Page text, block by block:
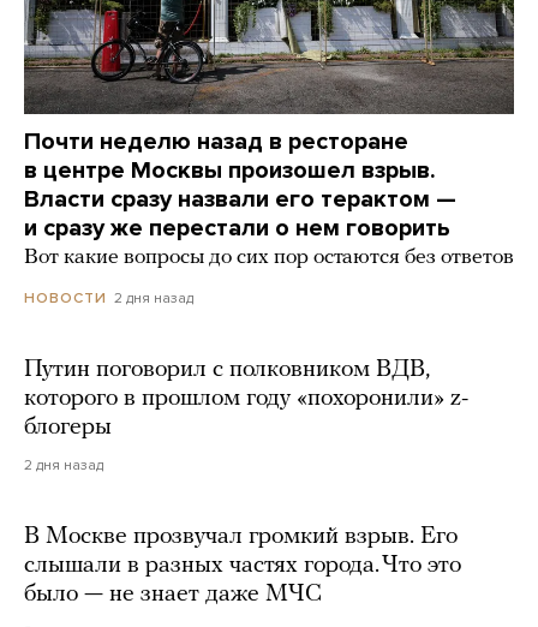
Почти неделю назад в ресторане
в центре Москвы произошел взрыв.
Власти сразу назвали его терактом —
и сразу же перестали о нем говорить
Вот какие вопросы до сих пор остаются без ответов
НОВОСТИ 2 дня назад
Путин поговорил с полковником ВДВ,
которого в прошлом году «похоронили» z-
блогеры
2 дня назад
В Москве прозвучал громкий взрыв. Его
слышали в разных частях города. Что это
было — не знает даже МЧС